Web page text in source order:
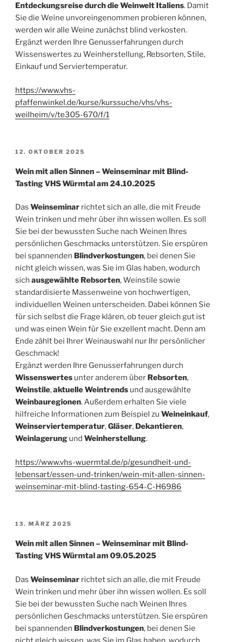
Entdeckungsreise durch die Weinwelt Italiens. Damit
Sie die Weine unvoreingenommen probieren können,
werden wir alle Weine zunächst blind verkosten.
Ergänzt werden Ihre Genusserfahrungen durch
Wissenswertes zu Weinherstellung, Rebsorten, Stile,
Einkauf und Serviertemperatur.
https://www.vhs-
pfaffenwinkel.de/kurse/kurssuche/vhs/vhs-
weilheim/v/te305-670/f/1
VERÖFFENTLICHT
12. OKTOBER 2025
Wein mit allen Sinnen – Weinseminar mit Blind-
Tasting VHS Würmtal am 24.10.2025
Das Weinseminar richtet sich an alle, die mit Freude
Wein trinken und mehr über ihn wissen wollen. Es soll
Sie bei der bewussten Suche nach Weinen Ihres
persönlichen Geschmacks unterstützen. Sie erspüren
bei spannenden Blindverkostungen, bei denen Sie
nicht gleich wissen, was Sie im Glas haben, wodurch
sich ausgewählte Rebsorten, Weinstile sowie
standardisierte Massenweine von hochwertigen,
individuellen Weinen unterscheiden. Dabei können Sie
für sich selbst die Frage klären, ob teuer gleich gut ist
und was einen Wein für Sie exzellent macht. Denn am
Ende zählt bei Ihrer Weinauswahl nur Ihr persönlicher
Geschmack!
Ergänzt werden Ihre Genusserfahrungen durch
Wissenswertes unter anderem über Rebsorten,
Weinstile,aktuelle Weintrends und ausgewählte
Weinbauregionen. Außerdem erhalten Sie viele
hilfreiche Informationen zum Beispiel zu Weineinkauf,
Weinserviertemperatur,Gläser, Dekantieren,
Weinlagerung und Weinherstellung.
https://www.vhs-wuermtal.de/p/gesundheit-und-
lebensart/essen-und-trinken/wein-mit-allen-sinnen-
weinseminar-mit-blind-tasting-654-C-H6986
VERÖFFENTLICHT
13. MÄRZ 2025
Wein mit allen Sinnen – Weinseminar mit Blind-
Tasting VHS Würmtal am 09.05.2025
Das Weinseminar richtet sich an alle, die mit Freude
Wein trinken und mehr über ihn wissen wollen. Es soll
Sie bei der bewussten Suche nach Weinen Ihres
persönlichen Geschmacks unterstützen. Sie erspüren
bei spannenden Blindverkostungen, bei denen Sie